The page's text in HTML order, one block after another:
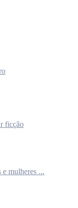
ficção
e mulheres ...